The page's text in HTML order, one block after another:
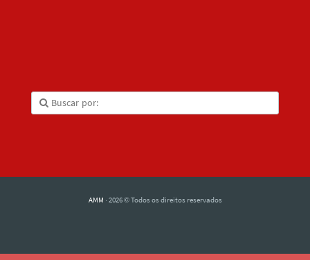
AMM · 2026 © Todos os direitos reservados